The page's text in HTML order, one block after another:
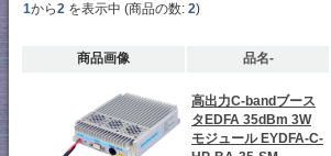
1から2 を表示中 (商品の数: 2)
商品画像 品名-
高出力C-bandブース
タEDFA 35dBm 3W
モジュール EYDFA-C-